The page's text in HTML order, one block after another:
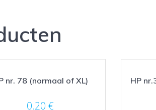
nr. 78 (normaal of XL)
0.20 €
HP